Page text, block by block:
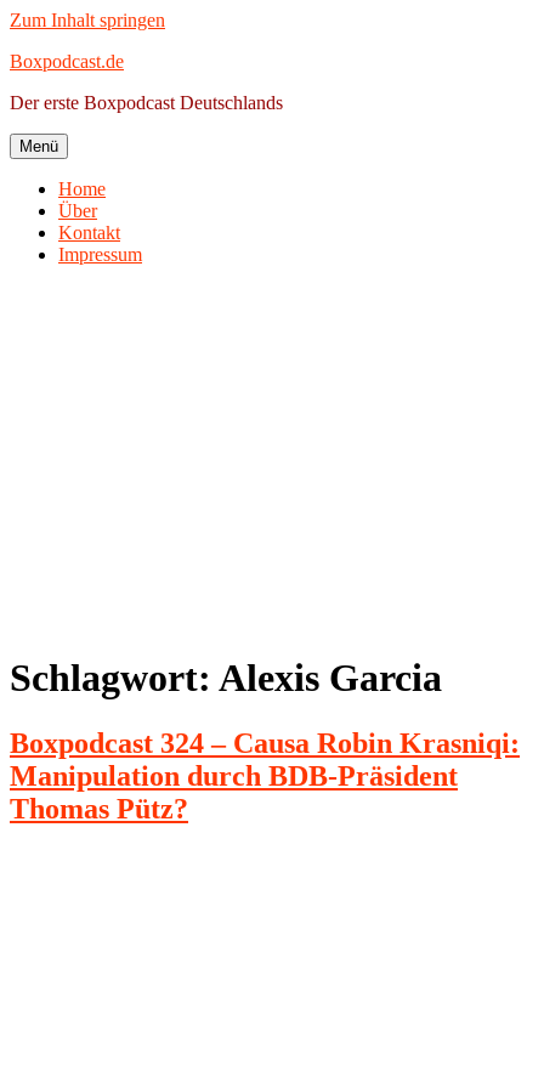
Zum Inhalt springen
Boxpodcast.de
Der erste Boxpodcast Deutschlands
Menü
Home
Über
Kontakt
Impressum
Schlagwort: Alexis Garcia
Boxpodcast 324 – Causa Robin Krasniqi:
Manipulation durch BDB-Präsident
Thomas Pütz?